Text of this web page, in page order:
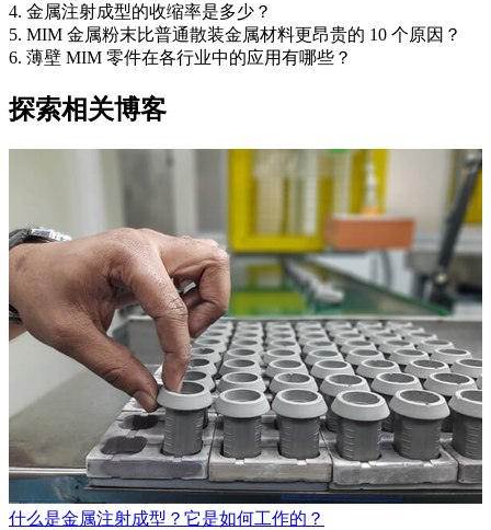
4. 金属注射成型的收缩率是多少？
5. MIM 金属粉末比普通散装金属材料更昂贵的 10 个原因？
6. 薄壁 MIM 零件在各行业中的应用有哪些？
探索相关博客
什么是金属注射成型？它是如何工作的？